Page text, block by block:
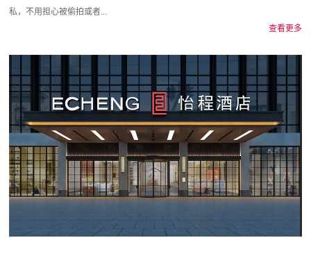
私，不用担心被偷拍或者...
查看更多